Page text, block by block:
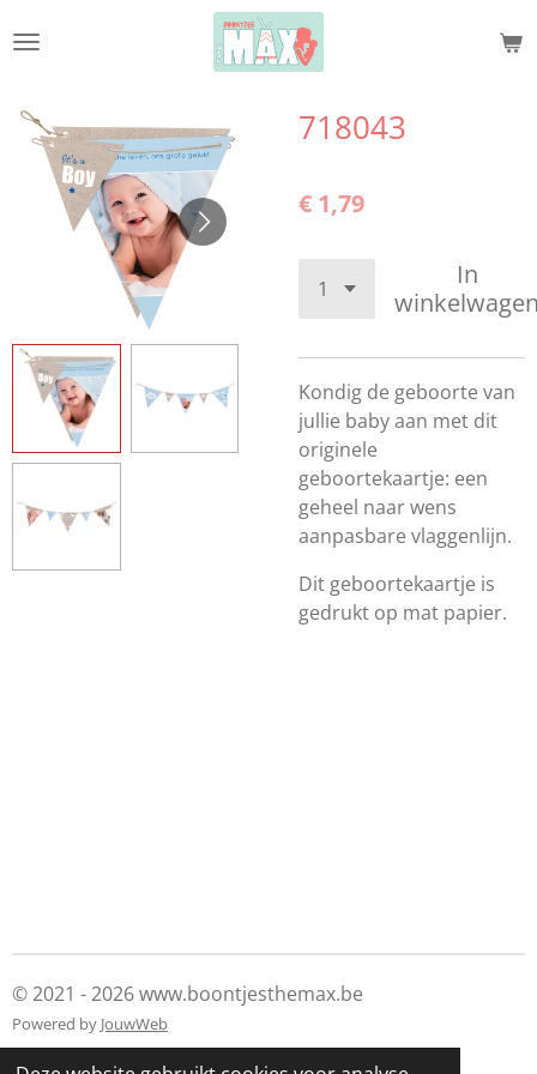
direct
de
hoofdinhoud
718043
€ 1,79
In
Kondig de geboorte van
jullie baby aan met dit
originele
geboortekaartje: een
geheel naar wens
aanpasbare vlaggenlijn.
Dit geboortekaartje is
gedrukt op mat papier.
© 2021 - 2026 www.boontjesthemax.be
Powered by JouwWeb